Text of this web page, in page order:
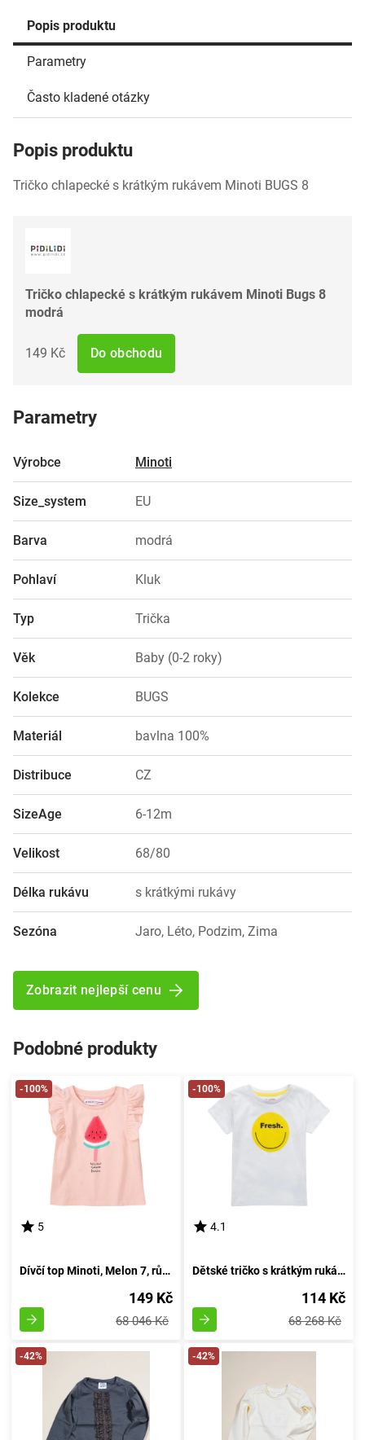
Popis produktu
Parametry
Často kladené otázky
Popis produktu
Tričko chlapecké s krátkým rukávem Minoti BUGS 8
Tričko chlapecké s krátkým rukávem Minoti Bugs 8
modrá
149 Kč Do obchodu
Parametry
Výrobce Minoti
Size_system EU
Barva modrá
Pohlaví Kluk
Typ Trička
Věk Baby (0-2 roky)
Kolekce BUGS
Materiál bavlna 100%
Distribuce CZ
SizeAge 6-12m
Velikost 68/80
Délka rukávu s krátkými rukávy
Sezóna Jaro, Léto, Podzim, Zima
Zobrazit nejlepší cenu
Podobné produkty
-100%
5
Dívčí top Minoti, Melon 7, růžového odstínu - velikost 92/98 | pro věk 2-3 let
149 Kč
68 046 Kč
-100%
4.1
Dětské tričko s krátkým rukávem pro chlapce, od značky Minoti, design 9TROLL 2, bílé - velikost 98/104 | pro věk 3-4 let
114 Kč
68 268 Kč
-42% -42%